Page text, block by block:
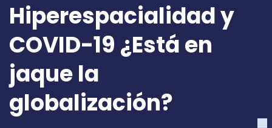
Hiperespacialidad y
COVID-19 ¿Está en
jaque la
globalización?